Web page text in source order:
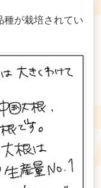
種が栽培されてい